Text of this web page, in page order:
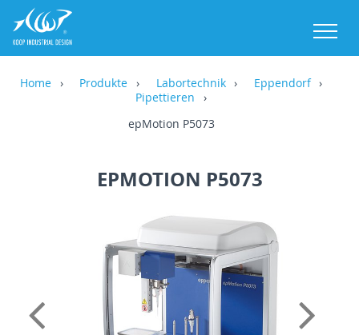
Home Produkte Labortechnik
Eppendorf
Pipettieren
epMotion P5073
EPMOTION P5073